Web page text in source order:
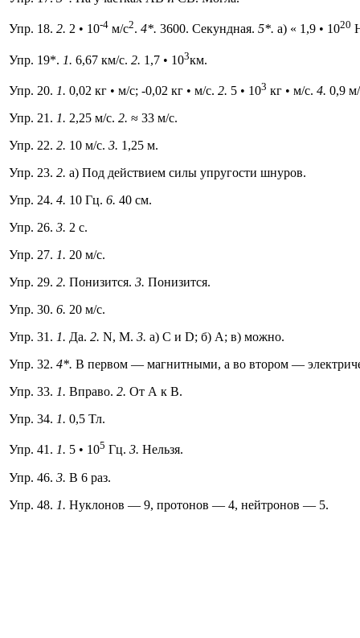
Упр. 18. 2. 2 • 10-4 м/с2. 4*. 3600. Секундная. 5*. а) « 1,9 • 1020
Упр. 19*. 1. 6,67 км/с. 2. 1,7 • 103км.
Упр. 20. 1. 0,02 кг • м/с; -0,02 кг • м/с. 2. 5 • 103 кг • м/с. 4. 0,9
Упр. 21. 1. 2,25 м/с. 2. ≈ 33 м/с.
Упр. 22. 2. 10 м/с. 3. 1,25 м.
Упр. 23. 2. а) Под действием силы упругости шнуров.
Упр. 24. 4. 10 Гц. 6. 40 см.
Упр. 26. 3. 2 с.
Упр. 27. 1. 20 м/с.
Упр. 29. 2. Понизится. 3. Понизится.
Упр. 30. 6. 20 м/с.
Упр. 31. 1. Да. 2. N, М. 3. а) С и D; б) А; в) можно.
Упр. 32. 4*. В первом — магнитными, а во втором —
Упр. 33. 1. Вправо. 2. От А к В.
Упр. 34. 1. 0,5 Тл.
Упр. 41. 1. 5 • 105 Гц. 3. Нельзя.
Упр. 46. 3. В 6 раз.
Упр. 48. 1. Нуклонов — 9, протонов — 4, нейтронов — 5.